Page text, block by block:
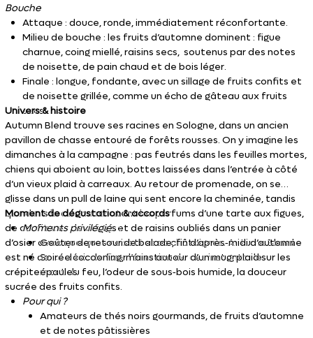
Bouche
Attaque : douce, ronde, immédiatement réconfortante.
Milieu de bouche : les fruits d’automne dominent : figue
charnue, coing miellé, raisins secs, soutenus par des notes
de noisette, de pain chaud et de bois léger.
Finale : longue, fondante, avec un sillage de fruits confits et
de noisette grillée, comme un écho de gâteau aux fruits
secs.
Univers & histoire
Autumn Blend trouve ses racines en Sologne, dans un ancien
pavillon de chasse entouré de forêts rousses. On y imagine les
dimanches à la campagne : pas feutrés dans les feuilles mortes,
chiens qui aboient au loin, bottes laissées dans l’entrée à côté
d’un vieux plaid à carreaux. Au retour de promenade, on se
glisse dans un pull de laine qui sent encore la cheminée, tandis
que dans la cuisine montent les parfums d’une tarte aux figues,
de confitures de coings et de raisins oubliés dans un panier
d’osier avec quelques noisettes et châtaignes. Autumn Blend
est né de ce désir de fixer l’émotion de ces instants : le
crépitement du feu, l’odeur de sous‑bois humide, la douceur
sucrée des fruits confits.
Moment de dégustation & accords
Moments privilégiés :
Goûter de retour de balade, fin d’après‑midi d’automne
Soirée cocooning, mains autour d’un mug, plaid sur les
épaules
Pour qui ?
Amateurs de thés noirs gourmands, de fruits d’automne
et de notes pâtissières